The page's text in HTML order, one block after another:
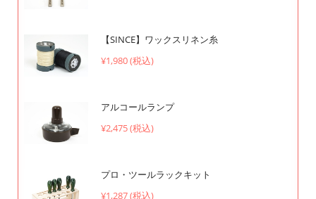
【SINCE】ワックスリネン糸
¥1,980 (税込)
アルコールランプ
¥2,475 (税込)
プロ・ツールラックキット
¥1,287 (税込)